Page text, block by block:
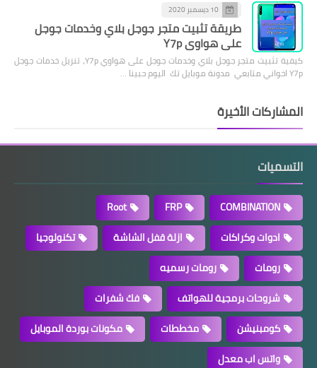
10 ديسمبر 2020
طريقة تثبيت متجر جوجل بلاي وخدمات جوجل
على هواوي Y7p
كيفية تثبيت متجر جوجل بلاي وخدمات جوجل على هواوي Y7p، تنزيل خدمات جوجل
Y7p اخواني متابعي مدونة موبايل تك اليوم حبينا …
المشاركات الأخيرة
التسميات
COMBINATION
FRP
Root
ادوات وكراكات
ازلة قفل الشاشة
تكنولوجيا
رومات
رومات رسميه
شروحات برمجية للهواتف
فك شفرات
كومبنيشن
مخططات
مكونات بوردة الموبايل
واتس اب معدل